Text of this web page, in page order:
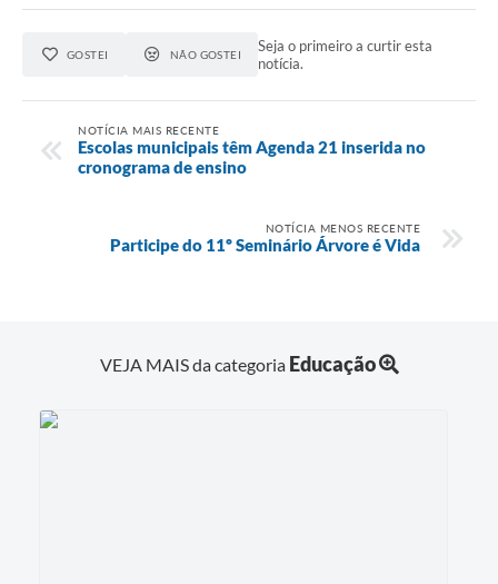
GOSTEI NÃO GOSTEI
Seja o primeiro a curtir esta
notícia.
NOTÍCIA MAIS RECENTE
Escolas municipais têm Agenda 21 inserida no
cronograma de ensino
NOTÍCIA MENOS RECENTE
Participe do 11º Seminário Árvore é Vida
VEJA MAIS da categoria Educação